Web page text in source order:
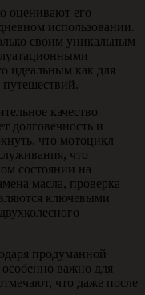
оценивают его
использовании.
своим уникальным
идеальным как для
путешествий.
качество
долговечность и
что мотоцикл
что
состоянии на
масла, проверка
ключевыми
продуманной
важно для
что даже после